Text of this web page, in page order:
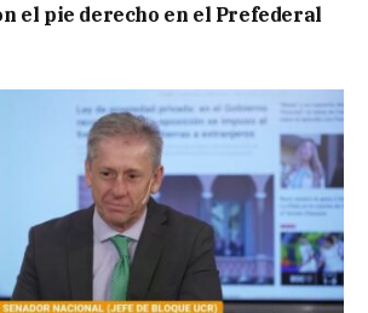
el pie derecho en el Prefederal